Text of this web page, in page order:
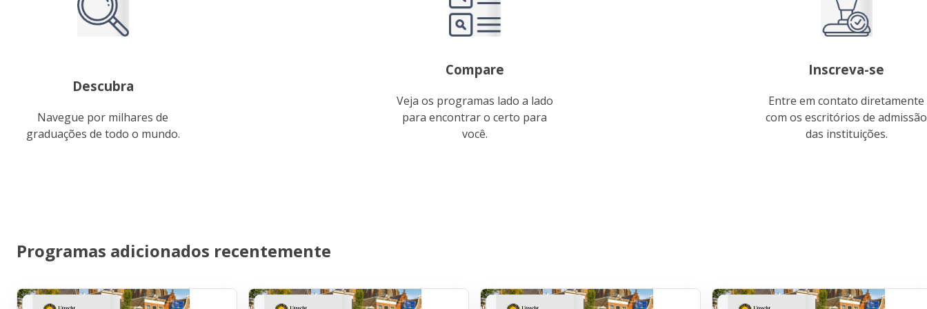
Descubra
Navegue por milhares de
graduações de todo o mundo.
Compare
Veja os programas lado a lado
para encontrar o certo para
você.
Inscreva-se
Entre em contato diretamente
com os escritórios de admissão
das instituições.
Programas adicionados recentemente